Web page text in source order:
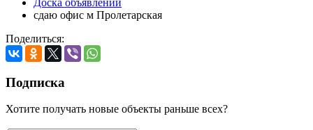
Доска объявлений
сдаю офис м Пролетарская
Поделиться:
Подписка
Хотите получать новые объекты раньше всех?